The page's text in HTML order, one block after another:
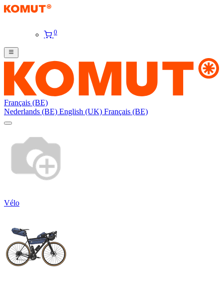
0
Français (BE)
Nederlands (BE) English (UK) Français (BE)
Vélo